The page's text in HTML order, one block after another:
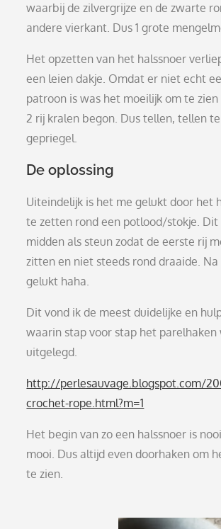
waarbij de zilvergrijze en de zwarte
andere vierkant. Dus 1 grote
Het opzetten van het halssnoer
een leien dakje. Omdat er niet echt
patroon is was het moeilijk om te
2 rij kralen begon. Dus tellen, tellen
gepriegel.
De oplossing
Uiteindelijk is het me gelukt door het
te zetten rond een potlood/stokje. Dit
midden als steun zodat de eerste rij
zitten en niet steeds rond draaide.
gelukt haha.
Dit vond ik de meest duidelijke en
waarin stap voor stap het
uitgelegd.
http://perlesauvage.blogspot.com/
crochet-rope.html?m=1
Het begin van zo een halssnoer is
mooi. Dus altijd even doorhaken om
te zien.